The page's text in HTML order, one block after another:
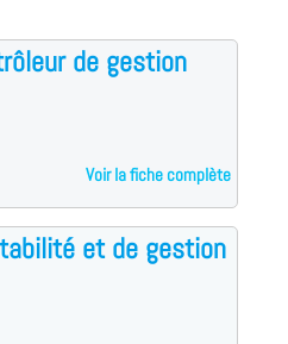
de gestion
Voir la fiche complète
et de gestion